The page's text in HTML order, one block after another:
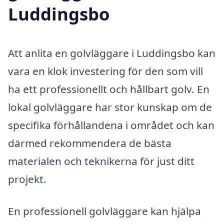
Luddingsbo
Att anlita en golvläggare i Luddingsbo kan
vara en klok investering för den som vill
ha ett professionellt och hållbart golv. En
lokal golvläggare har stor kunskap om de
specifika förhållandena i området och kan
därmed rekommendera de bästa
materialen och teknikerna för just ditt
projekt.
En professionell golvläggare kan hjälpa